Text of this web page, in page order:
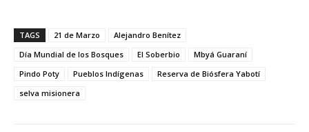
TAGS 21 de Marzo
Alejandro Benítez
Día Mundial de los Bosques
El Soberbio
Mbyá Guaraní
Pindo Poty
Pueblos Indígenas
Reserva de Biósfera Yabotí
selva misionera